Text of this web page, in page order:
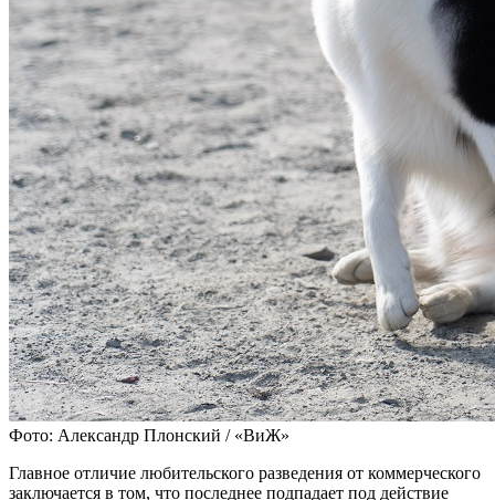
Фото: Александр Плонский / «ВиЖ»
Главное отличие любительского разведения от коммерческого
заключается в том, что последнее подпадает под действие